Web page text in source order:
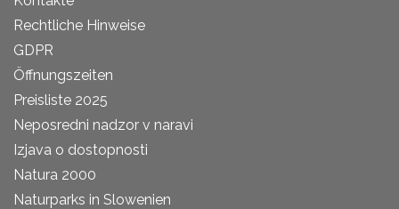
Rechtliche Hinweise
GDPR
Öffnungszeiten
Preisliste 2025
Neposredni nadzor v naravi
Izjava o dostopnosti
Natura 2000
Naturparks in Slowenien